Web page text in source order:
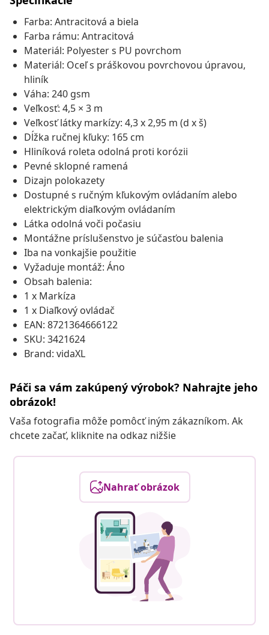
Farba: Antracitová a biela
Farba rámu: Antracitová
Materiál: Polyester s PU povrchom
Materiál: Oceľ s práškovou povrchovou úpravou,
hliník
Váha: 240 gsm
Veľkosť: 4,5 × 3 m
Veľkosť látky markízy: 4,3 x 2,95 m (d x š)
Dĺžka ručnej kľuky: 165 cm
Hliníková roleta odolná proti korózii
Pevné sklopné ramená
Dizajn polokazety
Dostupné s ručným kľukovým ovládaním alebo
elektrickým diaľkovým ovládaním
Látka odolná voči počasiu
Montážne príslušenstvo je súčasťou balenia
Iba na vonkajšie použitie
Vyžaduje montáž: Áno
Obsah balenia:
1 x Markíza
1 x Diaľkový ovládač
EAN: 8721364666122
SKU: 3421624
Brand: vidaXL
Páči sa vám zakúpený výrobok? Nahrajte jeho
obrázok!
Vaša fotografia môže pomôcť iným zákazníkom. Ak
chcete začať, kliknite na odkaz nižšie
Nahrať obrázok